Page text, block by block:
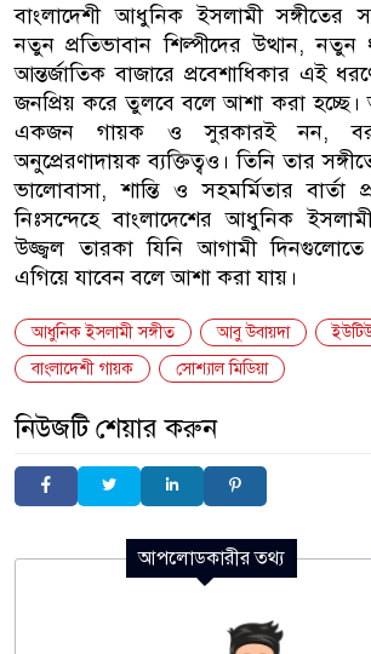
বাংলাদেশী আধুনিক ইসলামী সঙ্গীতের
নতুন প্রতিভাবান শিল্পীদের উত্থান, নতুন
আন্তর্জাতিক বাজারে প্রবেশাধিকার এই
জনপ্রিয় করে তুলবে বলে আশা করা
একজন গায়ক ও সুরকারই নন,
অনুপ্রেরণাদায়ক ব্যক্তিত্বও। তিনি তার
ভালোবাসা, শান্তি ও সহমর্মিতার বার্তা
নিঃসন্দেহে বাংলাদেশের আধুনিক
উজ্জ্বল তারকা যিনি আগামী
এগিয়ে যাবেন বলে আশা করা যায়।
আধুনিক ইসলামী সঙ্গীত আবু উবায়দা
বাংলাদেশী গায়ক
সোশ্যাল মিডিয়া
নিউজটি শেয়ার করুন
আপলোডকারীর তথ্য